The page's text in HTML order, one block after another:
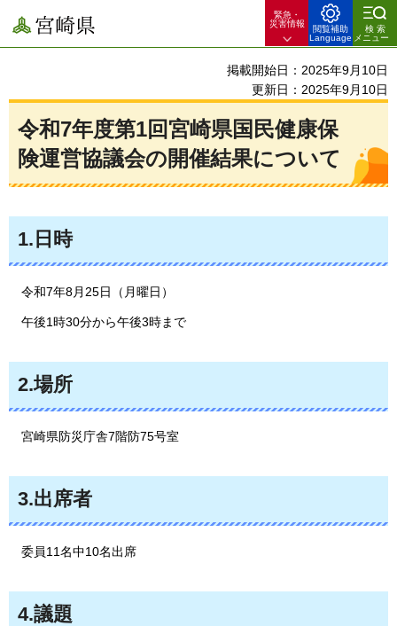
宮崎県
緊急・
災害情報
閲覧補助
Language
検索
メニュー
掲載開始日：2025年9月10日
更新日：2025年9月10日
令和7年度第1回宮崎県国民健康保
険運営協議会の開催結果について
1.日時
令和7年8月25日（月曜日）
午後1時30分から午後3時まで
2.場所
宮崎県防災庁舎7階防75号室
3.出席者
委員11名中10名出席
4.議題